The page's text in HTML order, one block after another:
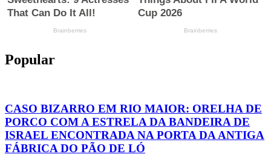
Popular
CASO BIZARRO EM RIO MAIOR: ORELHA DE
PORCO COM A ESTRELA DA BANDEIRA DE
ISRAEL ENCONTRADA NA PORTA DA ANTIGA
FÁBRICA DO PÃO DE LÓ